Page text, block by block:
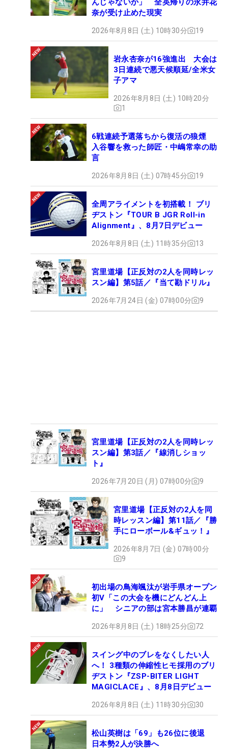
んじゃないか」 全英帰りの永井花
奈が受け止めた現実
2026年8月8日 (土) 10時30分 19
岩永杏奈が16強進出 大会は
3日連続で悪天候順延/全米女
子アマ
2026年8月8日 (土) 10時20分
1
6戦連続予選落ちから復活の狼煙
入谷響を救った師匠・中嶋常幸の助
言
2026年8月8日 (土) 07時45分 19
全周アライメントを初搭載！ ブリ
ヂストン『TOUR B JGR Roll-in
Alignment』、8月7日デビュー
2026年8月8日 (土) 11時35分 13
宮里道場【正反対の2人を同時レッ
スン編】第5話／『当て勘ドリル』
2026年7月24日 (金) 07時00分 9
宮里道場【正反対の2人を同時レッ
スン編】第3話／『線消しショッ
ト』
2026年7月20日 (月) 07時00分 9
宮里道場【正反対の2人を同
時レッスン編】第11話／『勝
手にローボール&ギュッ！』
2026年8月7日 (金) 07時00分
9
初出場の鳥海颯汰が岩手県オープン
初V「この大会を機にどんどん上
に」 シニアの部は宮本勝昌が連覇
2026年8月8日 (土) 18時25分 72
スイング中のブレをなくしたい人
へ！ 3種類の伸縮性ヒモ採用のブリ
ヂストン『ZSP-BITER LIGHT
MAGICLACE』、8月8日デビュー
2026年8月8日 (土) 11時30分 30
松山英樹は「69」も26位に後退
日本勢2人が決勝へ